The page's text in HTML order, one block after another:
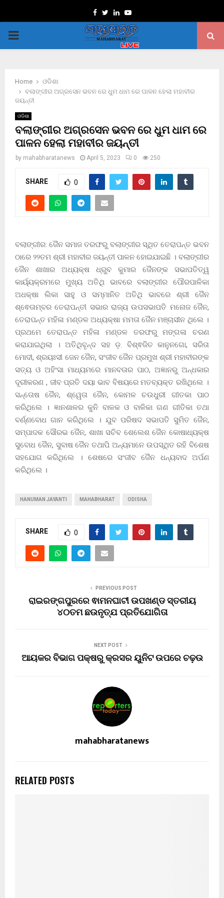
Facebook
TwitterLinkedinYoutube
PRIMARY
Home
ଓଡିଶା
ବଲାଙ୍ଗୀର ଅଗ୍ରସେନ ଭବନ ରେ ଧୁମ ଧାମ ରେ ପାଳନ ହେଲା ମହାବୀର
ଜୟନ୍ତୀ
ଓଡିଶା
ବଲାଙ୍ଗୀର ଅଗ୍ରସେନ ଭବନ ରେ ଧୁମ ଧାମ ରେ
ପାଳନ ହେଲା ମହାବୀର ଜୟନ୍ତୀ
by mahabharatanews April 5, 2023 0 250
SHARE 0
ବଲାଙ୍ଗୀର: ଜୈନ ସମାଜ ତରଫରୁ ବଲାଙ୍ଗୀର ସ୍ଥିତ ତେରାପନ୍ତ ଭବନ
ଠାରେ ୨୨ତମ ଶ୍ରୀ ମହାବୀର ଜୟନ୍ତୀ ପାଳନ ହୋଇଯାଇଛି । ବଲାଙ୍ଗୀର
ଜୈନ ଶାଖାର ଅଧ୍ୟକ୍ଷ ଧ୍ରୁବ କୁମାର ଜୈନଙ୍କ ସଭାପତିତ୍ୱ
କାର୍ୟ୍ୟକ୍ରମରେ ମୁଖ୍ୟ ଅତିଥି ଭାବରେ ବଲାଙ୍ଗୀର ପୌରପାଳିକା
ଅଧକ୍ଷା ଲିକା ସାହୁ ଓ ସମ୍ମାନିତ ଅତିଥି ଭାବରେ ଶ୍ରୀ ଜୈନ
ଶ୍ଵେତାମ୍ବର ତେରାପନ୍ତୀ ସଭାର ରାଜ୍ୟ ଉପସଭାପତି ମନୋଜ ଜୈନ,
ତେରାପନ୍ତ ମହିଳା ମଣ୍ଡଳ ଅଧ୍ୟକ୍ଷା ମମତା ଜୈନ ମଞ୍ଚାସୀନ ଥିଲେ ।
ପ୍ରଥମେ ତେରାପନ୍ତ ମହିଳା ମଣ୍ଡଳ ତରଫରୁ ମଙ୍ଗଳା ଚରଣ
କରାଯାଇଥିଲା । ଅତିଥିବୃନ୍ଦ ସହ ଡ଼. ବିଶ୍ଵଜିତ କାନୁନଗୋ, ସରିତା
ମୋଦୀ, ଶ୍ରୟଃସୀ ଜେନ ଜୈନ, ସଂଜୀବ ଜୈନ ପ୍ରମୁଖ ଶ୍ରୀ ମହାବୀରଙ୍କ
ସତ୍ୟ ଓ ଅହିଂସା ମାଧ୍ୟମରେ ମାନବତାର ପାଠ, ଅଜ୍ଞାନରୁ ଅନ୍ଧକାର
ଦୂରୀକରଣ , ଜୀବ ପ୍ରତି ଦୟା ଭାବ ବିଷୟରେ ମତବ୍ୟକ୍ତ ରଖିଥିଲେ ।
ସନ୍ତୋଷ ଜୈନ, ଶ୍ୱେତା ଜୈନ, କୋମଳ ଚଉଧୁରୀ ଗୀତକା ପାଠ
କରିଥିଲେ । ଜ୍ଞାନଶାଳର କୁନି ବାଳକ ଓ ବାଳିକା ଗଣ ଗୀତିକା ତଥା
ବର୍ଣ୍ଣବୋଧ ଗାନ କରିଥିଲେ । ଯୁବ ପରିଷଦ ସଭାପତି ସୁମିତ ଜୈନ,
ସମ୍ପାଦକ ସୌରଭ ଜୈନ, ଶାଖା ସଚିବ ଶେଲେଶ ଜୈନ କୋଷାଧ୍ୟକ୍ଷ
ସୁବୋଧ ଜୈନ, ସୁବାଷ ଜୈନ ତଥାପି ଅନ୍ୟମାନେ ଉପସ୍ଥିତ ରହି ବିଶେଷ
ସହଯୋଗ କରିଥିଲେ । ଶେଷରେ ସଂଜୀବ ଜୈନ ଧନ୍ୟବାଦ ଅର୍ପଣ
କରିଥିଲେ ।
HANUMAN JAYANTI MAHABHARAT ODISHA
SHARE 0
PREVIOUS POST
ରାଇରଙ୍ଗପୁରରେ ଵାମନଘାଟୀ ଉପଖଣ୍ଡ ସ୍ତରୀୟ
୪୦ତମ ଛଉନୃତ୍ଯ ପ୍ରତିଯୋଗିତା
NEXT POST
ଆୟକର ବିଭାଗ ପକ୍ଷରୁ କ୍ରସର ୟୁନିଟ ଉପରେ ଚଢ଼ଉ
mahabharatanews
RELATED POSTS